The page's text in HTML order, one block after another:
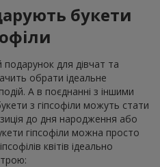
букети
подарунок для дівчат та
обрати ідеальне
А в поєднанні з іншими
з гіпсофіли можуть стати
до дня народження або
гіпсофіли можна просто
квітів ідеально